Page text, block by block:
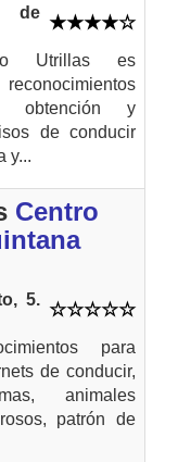
de
Utrillas es
obtención y
de conducir
y...
Centro
5.
para
de conducir,
animales
patrón de